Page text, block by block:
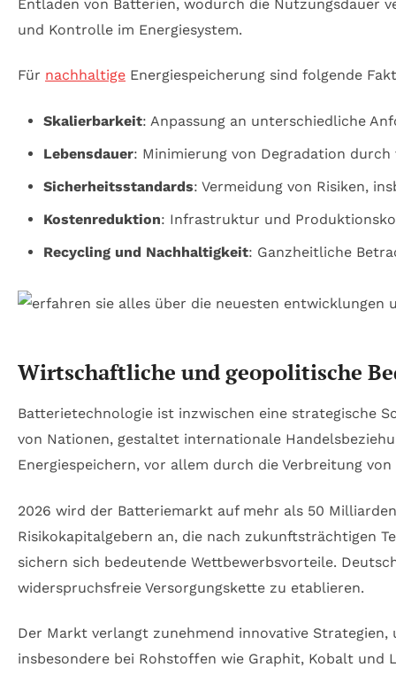
Entladen von Batterien, wodurch die Nutzungsdauer
und Kontrolle im Energiesystem.
Für nachhaltige Energiespeicherung sind folgende
Skalierbarkeit: Anpassung an unterschiedliche
Lebensdauer: Minimierung von Degradation
Sicherheitsstandards: Vermeidung von Risiken,
Kostenreduktion: Infrastruktur und
Recycling und Nachhaltigkeit: Ganzheitliche
Wirtschaftliche und geopolitische
Batterietechnologie ist inzwischen eine strategische
von Nationen, gestaltet internationale
Energiespeichern, vor allem durch die Verbreitung
2026 wird der Batteriemarkt auf mehr als 50
Risikokapitalgebern an, die nach zukunftsträchtigen
sichern sich bedeutende Wettbewerbsvorteile.
widerspruchsfreie Versorgungskette zu etablieren.
Der Markt verlangt zunehmend innovative
insbesondere bei Rohstoffen wie Graphit, Kobalt